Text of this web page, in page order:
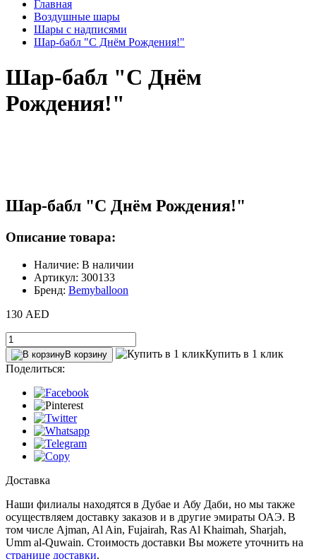
Главная
Воздушные шары
Шары с надписями
Шар-бабл "С Днём Рождения!"
Шар-бабл "С Днём
Рождения!"
Шар-бабл "С Днём Рождения!"
Описание товара:
Наличие: В наличии
Артикул: 300133
Бренд: Bemyballoon
130 AED
В корзину
Купить в 1 клик
Поделиться:
Доставка
Наши филиалы находятся в Дубае и Абу Даби, но мы также
осуществляем доставку заказов и в другие эмираты ОАЭ. В
том числе Ajman, Al Ain‎, Fujairah, Ras Al Khaimah, Sharjah,
Umm al-Quwain. Стоимость доставки Вы можете уточнить на
странице доставки.